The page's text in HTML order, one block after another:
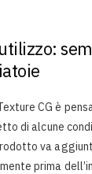
CG è
di alcune
va
prima